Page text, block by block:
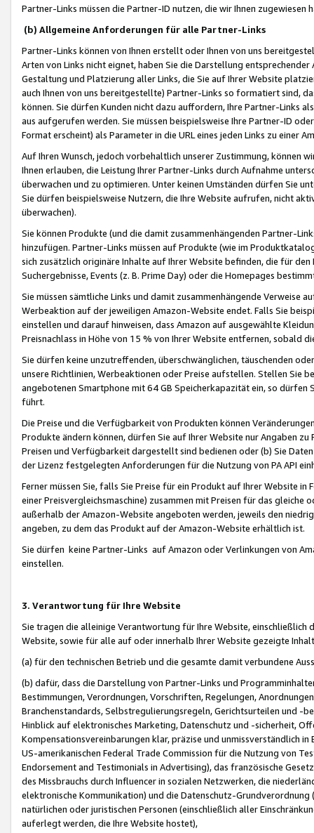
Partner-Links müssen die Partner-ID nutzen, die wir Ihnen zugewiesen
(b) Allgemeine Anforderungen für alle Partner-Links
Partner-Links können von Ihnen erstellt oder Ihnen von uns
Arten von Links nicht eignet, haben Sie die Darstellung
Gestaltung und Platzierung aller Links, die Sie auf Ihrer Website
auch Ihnen von uns bereitgestellte) Partner-Links so formatiert sind,
können. Sie dürfen Kunden nicht dazu auffordern, Ihre Partner-Links
aus aufgerufen werden. Sie müssen beispielsweise Ihre Partner-ID
Format erscheint) als Parameter in die URL eines jeden Links zu einer
Auf Ihren Wunsch, jedoch vorbehaltlich unserer Zustimmung, können
Ihnen erlauben, die Leistung Ihrer Partner-Links durch Aufnahme
überwachen und zu optimieren. Unter keinen Umständen dürfen Sie
Sie dürfen beispielsweise Nutzern, die Ihre Website aufrufen, nicht
überwachen).
Sie können Produkte (und die damit zusammenhängenden Partner-
hinzufügen. Partner-Links müssen auf Produkte (wie im
sich zusätzlich originäre Inhalte auf Ihrer Website befinden, die für
Suchergebnisse, Events (z. B. Prime Day) oder die Homepages
Sie müssen sämtliche Links und damit zusammenhängende
Werbeaktion auf der jeweiligen Amazon-Website endet. Falls Sie
einstellen und darauf hinweisen, dass Amazon auf ausgewählte
Preisnachlass in Höhe von 15 % von Ihrer Website entfernen, sobald
Sie dürfen keine unzutreffenden, überschwänglichen, täuschenden
unsere Richtlinien, Werbeaktionen oder Preise aufstellen. Stellen Sie
angebotenen Smartphone mit 64 GB Speicherkapazität ein, so dürfen
führt.
Die Preise und die Verfügbarkeit von Produkten können
Produkte ändern können, dürfen Sie auf Ihrer Website nur Angaben
Preisen und Verfügbarkeit dargestellt sind bedienen oder (b) Sie
der Lizenz festgelegten Anforderungen für die Nutzung von PA API
Ferner müssen Sie, falls Sie Preise für ein Produkt auf Ihrer Website
einer Preisvergleichsmaschine) zusammen mit Preisen für das
außerhalb der Amazon-Website angeboten werden, jeweils den
angeben, zu dem das Produkt auf der Amazon-Website erhältlich ist.
Sie dürfen keine Partner-Links auf Amazon oder Verlinkungen von
einstellen.
3. Verantwortung für Ihre Website
Sie tragen die alleinige Verantwortung für Ihre Website,
Website, sowie für alle auf oder innerhalb Ihrer Website gezeigte
(a) für den technischen Betrieb und die gesamte damit verbundene
(b) dafür, dass die Darstellung von Partner-Links und
Bestimmungen, Verordnungen, Vorschriften, Regelungen,
Branchenstandards, Selbstregulierungsregeln, Gerichtsurteilen und -
Hinblick auf elektronisches Marketing, Datenschutz und -sicherheit,
Kompensationsvereinbarungen klar, präzise und unmissverständlich
US-amerikanischen Federal Trade Commission für die Nutzung von
Endorsement and Testimonials in Advertising), das französische
des Missbrauchs durch Influencer in sozialen Netzwerken, die
elektronische Kommunikation) und die Datenschutz-
natürlichen oder juristischen Personen (einschließlich aller
auferlegt werden, die Ihre Website hostet),